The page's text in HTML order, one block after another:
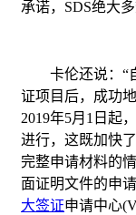
承诺，SDS绝大
卡伦还说：“自
证项目后，成功
2019年5月1日起
进行，这既加快
完整申请材料的
面证明文件的申
大签证申请中心